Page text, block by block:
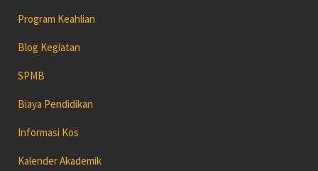
Program Keahlian
Blog Kegiatan
SPMB
Biaya Pendidikan
Informasi Kos
Kalender Akademik